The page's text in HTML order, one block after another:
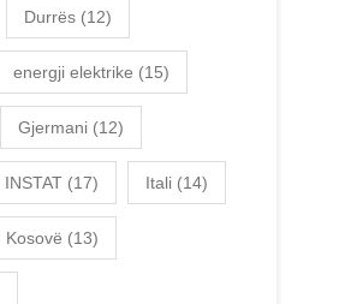
Durrës (12)
energji elektrike (15)
Gjermani (12)
INSTAT (17) Itali (14)
Kosovë (13)